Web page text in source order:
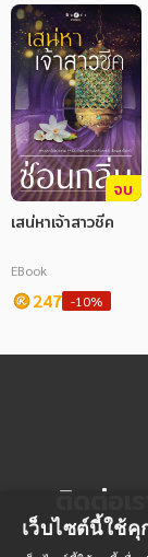
จบ
เสน่หาเจ้าสาวชีค
EBook
247 -10%
ติดต่อเร
เว็บไซต์นี้ใช้คุ